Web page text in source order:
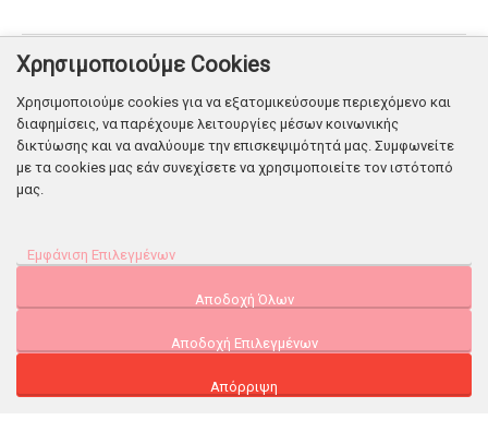
Βρείτε μας:
Powered & Designedby Infonetgroup
Χρησιμοποιούμε Cookies
Χρησιμοποιούμε cookies για να εξατομικεύσουμε περιεχόμενο και
διαφημίσεις, να παρέχουμε λειτουργίες μέσων κοινωνικής
δικτύωσης και να αναλύουμε την επισκεψιμότητά μας. Συμφωνείτε
με τα cookies μας εάν συνεχίσετε να χρησιμοποιείτε τον ιστότοπό
μας.
Εμφάνιση Επιλεγμένων
Εξατομίκευση διαφήμισης
Αποδοχή Όλων
Αποδοχή Επιλεγμένων
Απόρριψη